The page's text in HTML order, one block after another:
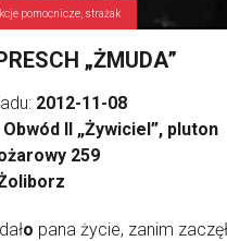
pomocnicze, strażak
„ŻMUDA”
2012-11-08
Obwód II „Żywiciel”, pluton
259
o pana życie, zanim